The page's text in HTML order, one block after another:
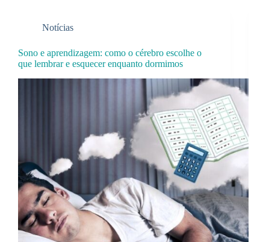
Notícias
Sono e aprendizagem: como o cérebro escolhe o
que lembrar e esquecer enquanto dormimos